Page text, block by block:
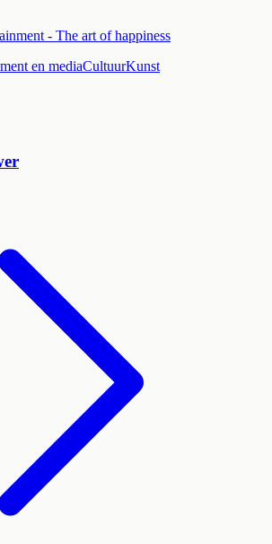
- The art of happiness
en mediaCultuurKunst